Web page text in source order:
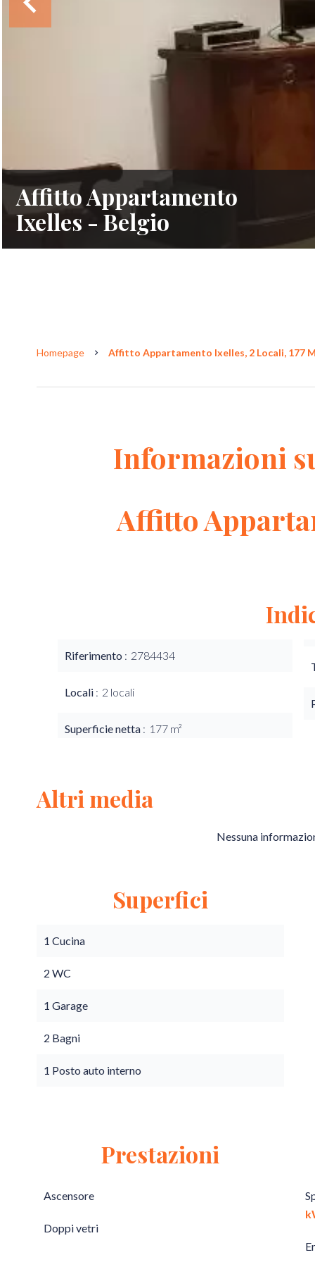
Affitto Appartamento
Ixelles - Belgio
Homepage Affitto Appartamento Ixelles, 2 Locali, 177
Informazioni
Affitto
Riferimento 2784434
Locali 2 locali
Superficie netta 177 m²
Altri media
Nessuna
Superfici
1 Cucina
2 WC
1 Garage
2 Bagni
1 Posto auto interno
Prestazioni
Ascensore
Doppi vetri